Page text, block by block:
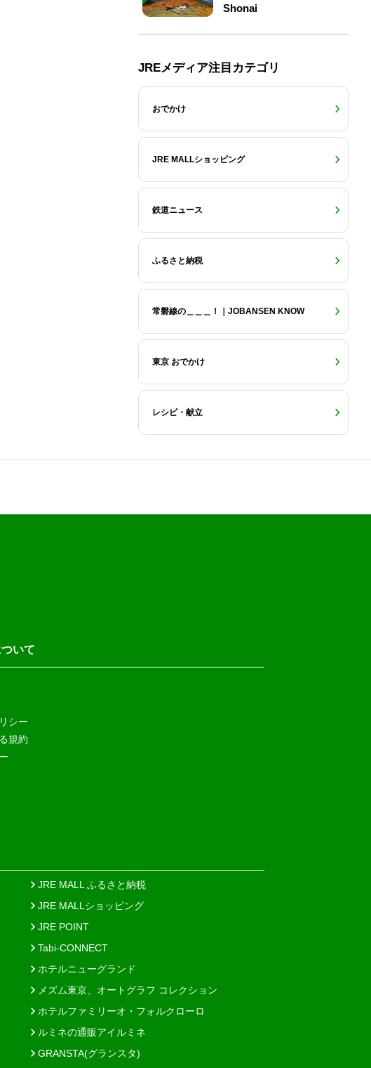
Shonai
JREメディア注目カテゴリ
おでかけ
JRE MALLショッピング
鉄道ニュース
ふるさと納税
常磐線の＿＿＿！｜JOBANSEN KNOW
東京 おでかけ
レシピ・献立
いて
シー
規約
JRE MALL ふるさと納税
JRE MALLショッピング
JRE POINT
Tabi-CONNECT
ホテルニューグランド
メズム東京、オートグラフ コレクション
ホテルファミリーオ・フォルクローロ
ルミネの通販アイルミネ
GRANSTA(グランスタ)